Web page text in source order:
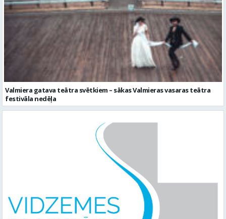
Valmiera gatava teātra svētkiem – sākas Valmieras vasaras teātra
festivāla nedēļa